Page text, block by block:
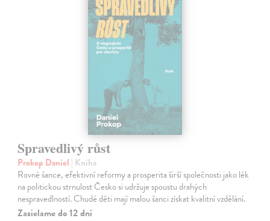
Spravedlivý růst
Prokop Daniel | Kniha
Rovné šance, efektivní reformy a prosperita širší společnosti jako lék
na politickou strnulost Česko si udržuje spoustu drahých
nespravedlností. Chudé děti mají malou šanci získat kvalitní vzdělání.
Zasielame do 12 dní